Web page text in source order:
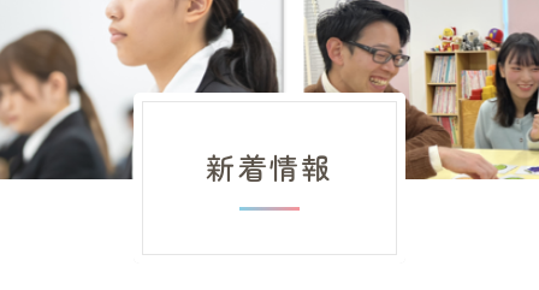
ビジネスライフ学科
こども学科
キャンパスライフ新着情報